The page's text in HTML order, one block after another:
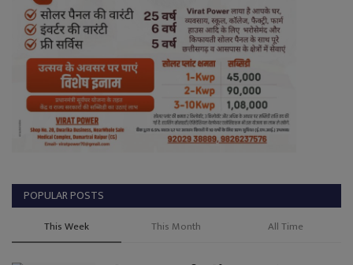
POPULAR POSTS
This Week This Month All Time